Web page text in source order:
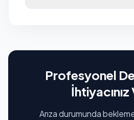
Profesyonel
İhtiyacınız
Arıza durumunda